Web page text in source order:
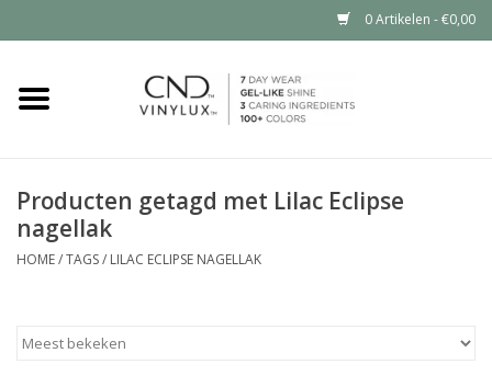
0 Artikelen - €0,00
Home
Nailart voor jou
Producten getagd met Lilac Eclipse
nagellak
HOME/TAGS/ LILAC ECLIPSE NAGELLAK